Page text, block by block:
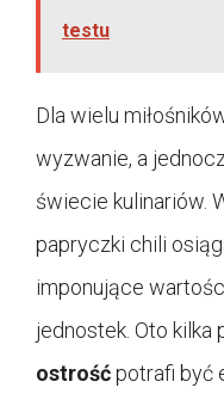
testu
Dla wielu
wyzwanie, a
świecie kulinariów.
papryczki chili
imponujące
jednostek. Oto kilka
ostrośćpotrafi być